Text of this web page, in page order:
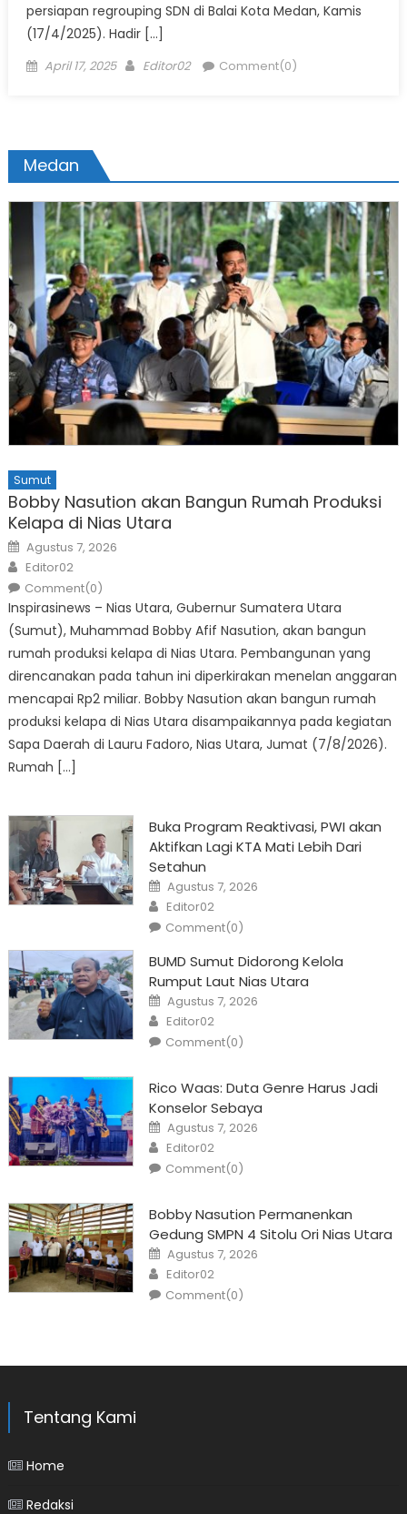
persiapan regrouping SDN di Balai Kota Medan, Kamis
(17/4/2025). Hadir […]
Posted
April 17, 2025 Author
Editor02 Comment(0)
Medan
Sumut
Bobby Nasution akan Bangun Rumah Produksi
Kelapa di Nias Utara
Posted
on
Agustus 7, 2026
Author
Editor02
Comment(0)
Inspirasinews – Nias Utara, Gubernur Sumatera Utara
(Sumut), Muhammad Bobby Afif Nasution, akan bangun
rumah produksi kelapa di Nias Utara. Pembangunan yang
direncanakan pada tahun ini diperkirakan menelan anggaran
mencapai Rp2 miliar. Bobby Nasution akan bangun rumah
produksi kelapa di Nias Utara disampaikannya pada kegiatan
Sapa Daerah di Lauru Fadoro, Nias Utara, Jumat (7/8/2026).
Rumah […]
Buka Program Reaktivasi, PWI akan
Aktifkan Lagi KTA Mati Lebih Dari
Setahun
Posted
on
Agustus 7, 2026
Author
Editor02
Comment(0)
BUMD Sumut Didorong Kelola
Rumput Laut Nias Utara
Posted
on
Agustus 7, 2026
Author
Editor02
Comment(0)
Rico Waas: Duta Genre Harus Jadi
Konselor Sebaya
Posted
on
Agustus 7, 2026
Author
Editor02
Comment(0)
Bobby Nasution Permanenkan
Gedung SMPN 4 Sitolu Ori Nias Utara
Posted
on
Agustus 7, 2026
Author
Editor02
Comment(0)
Tentang Kami
Home
Redaksi